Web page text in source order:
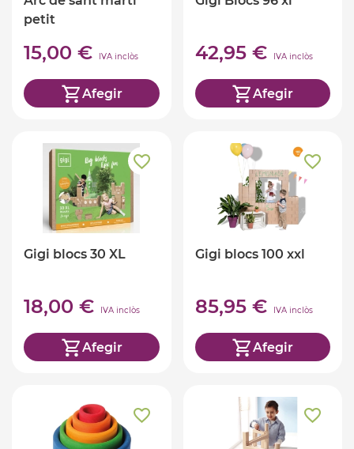
petit
15,00 € IVA inclòs
Afegir
42,95 € IVA inclòs
Afegir
Gigi blocs 30 XL
18,00 € IVA inclòs
Afegir
Gigi blocs 100 xxl
85,95 € IVA inclòs
Afegir